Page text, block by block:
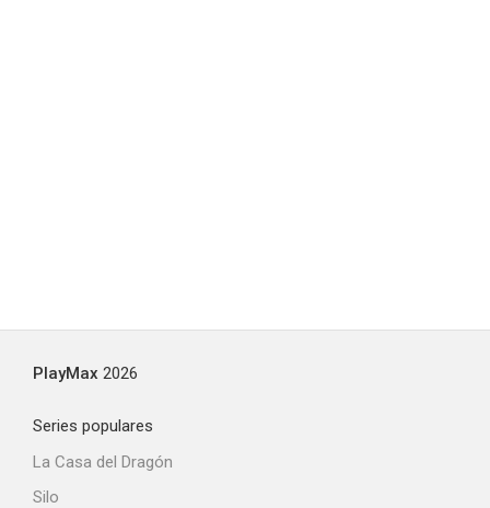
PlayMax 2026
Series populares
La Casa del Dragón
Silo